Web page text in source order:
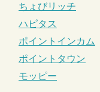
ちょびリッチ
ハピタス
ポイントインカム
ポイントタウン
モッピー